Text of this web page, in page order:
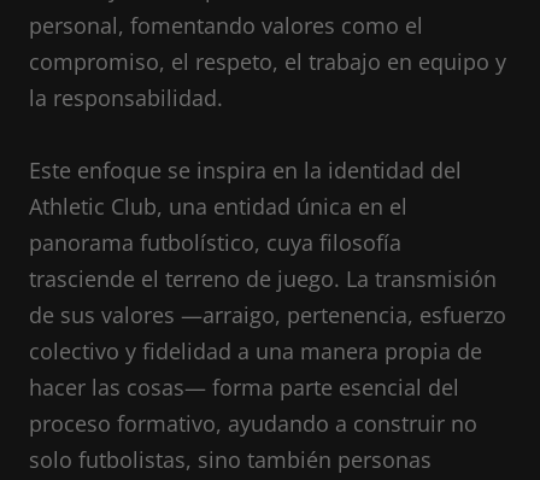
personal, fomentando valores como el
compromiso, el respeto, el trabajo en equipo y
la responsabilidad.
Este enfoque se inspira en la identidad del
Athletic Club, una entidad única en el
panorama futbolístico, cuya filosofía
trasciende el terreno de juego. La transmisión
de sus valores —arraigo, pertenencia, esfuerzo
colectivo y fidelidad a una manera propia de
hacer las cosas— forma parte esencial del
proceso formativo, ayudando a construir no
solo futbolistas, sino también personas